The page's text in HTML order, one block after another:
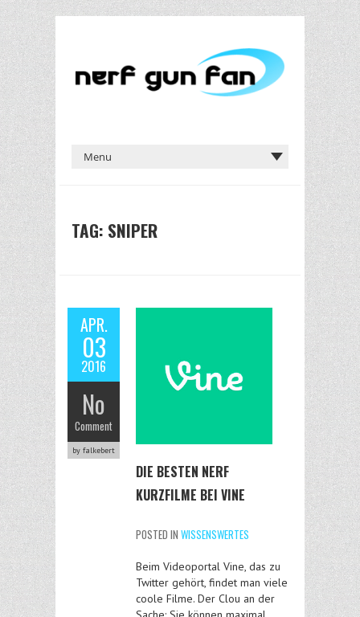
TAG: SNIPER
APR.
03
2016
No
Comment
by falkebert
DIE BESTEN NERF
KURZFILME BEI VINE
POSTED IN WISSENSWERTES
Beim Videoportal Vine, das zu
Twitter gehört, findet man viele
coole Filme. Der Clou an der